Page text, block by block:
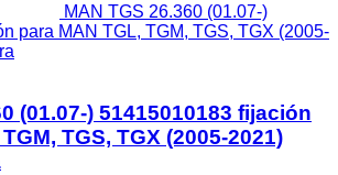
MAN TGS 26.360 (01.07-)
para MAN TGL, TGM, TGS, TGX (2005-
(01.07-) 51415010183 fijación
TGS, TGX (2005-2021)